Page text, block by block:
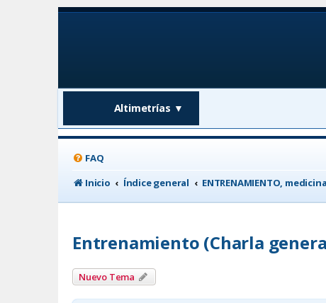
Altimetrías ▼
FAQ
Inicio
Índice general ENTRENAMIENTO,
Entrenamiento (Charla
Nuevo Tema